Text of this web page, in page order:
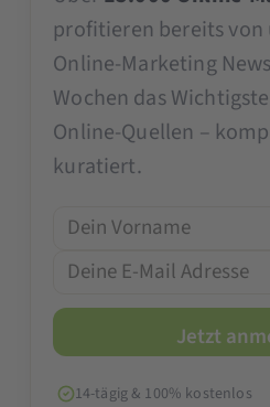
profitieren bereits von
Online-Marketing
Wochen das
Online-Quellen –
kuratiert.
14-tägig & 100% kostenlos